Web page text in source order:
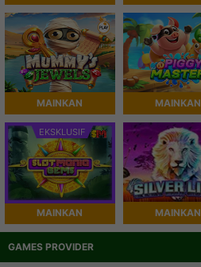
MAINKAN MAINKAN
EKSKLUSIF
MAINKAN MAINKAN
GAMES PROVIDER